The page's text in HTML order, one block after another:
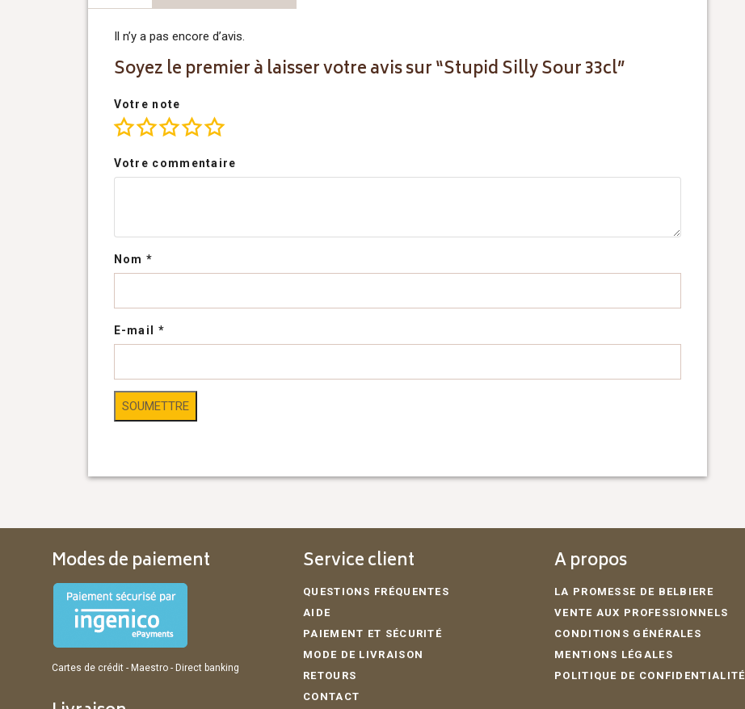
Il n’y a pas encore d’avis.
Soyez le premier à laisser votre avis sur “Stupid Silly Sour 33cl”
Votre note
Votre commentaire
Nom *
E-mail *
Modes de paiement
Cartes de crédit - Maestro - Direct banking
Service client
QUESTIONS FRÉQUENTES
AIDE
PAIEMENT ET SÉCURITÉ
MODE DE LIVRAISON
RETOURS
CONTACT
A propos
LA PROMESSE DE BELBIERE
VENTE AUX PROFESSIONNELS
CONDITIONS GÉNÉRALES
MENTIONS LÉGALES
POLITIQUE DE CONFIDENTIALITÉ